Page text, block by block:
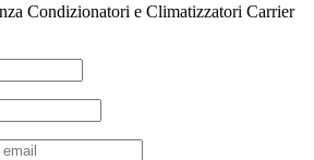
Condizionatori e Climatizzatori Carrier